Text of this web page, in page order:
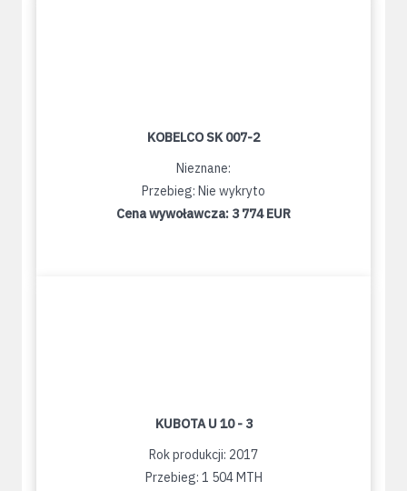
KOBELCO SK 007-2
Nieznane:
Przebieg: Nie wykryto
Cena wywoławcza: 3 774 EUR
KUBOTA U 10 - 3
Rok produkcji: 2017
Przebieg: 1 504 MTH